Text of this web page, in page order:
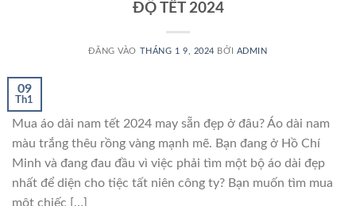
ĐỘ TẾT 2024
ĐĂNG VÀO THÁNG 1 9, 2024 BỞI ADMIN
09
Th1
Mua áo dài nam tết 2024 may sẵn đẹp ở đâu? Áo dài nam
màu trắng thêu rồng vàng mạnh mẽ. Bạn đang ở Hồ Chí
Minh và đang đau đầu vì việc phải tìm một bộ áo dài đẹp
nhất để diện cho tiệc tất niên công ty? Bạn muốn tìm mua
một chiếc […]